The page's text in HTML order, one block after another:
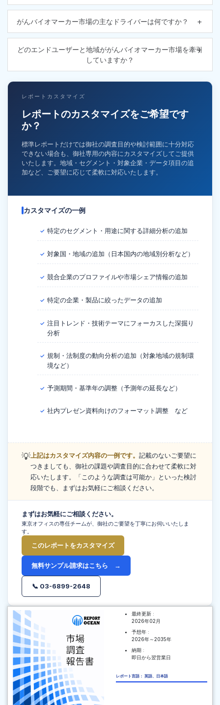
がんバイオマーカー市場の主なドライバーは何ですか？
どのエンドユーザーと地域ががんバイオマーカー市場を牽引
していますか？
レポートカスタマイズ
レポートのカスタマイズをご希望です
か？
標準レポートだけでは御社の調査目的や検討範囲に十分対応
できない場合も、御社専用の内容にカスタマイズしてご提供
いたします。地域・セグメント・対象企業・データ項目の追
加など、ご要望に応じて柔軟に対応いたします。
カスタマイズの一例
✓ 特定のセグメント・用途に関する詳細分析の追加
✓ 対象国・地域の追加（日本国内の地域別分析など）
✓ 競合企業のプロファイルや市場シェア情報の追加
✓ 特定の企業・製品に絞ったデータの追加
✓ 注目トレンド・技術テーマにフォーカスした深掘り
分析
✓ 規制・法制度の動向分析の追加（対象地域の規制環
境など）
✓ 予測期間・基準年の調整（予測年の延長など）
✓ 社内プレゼン資料向けのフォーマット調整 など
💡上記はカスタマイズ内容の一例です。 記載のないご要望に
つきましても、御社の課題や調査目的に合わせて柔軟に対
応いたします。「このような調査は可能か」といった検討
段階でも、まずはお気軽にご相談ください。
まずはお気軽にご相談ください。
東京オフィスの専任チームが、御社のご要望を丁寧にお伺いいたしま
す。
このレポートをカスタマイズ
無料サンプル請求はこちら →
📞 03-6899-2648
最終更新 :
2026年02月
予想年 :
2026年～2035年
納期 :
即日から翌営業日
レポート言語： 英語、日本語